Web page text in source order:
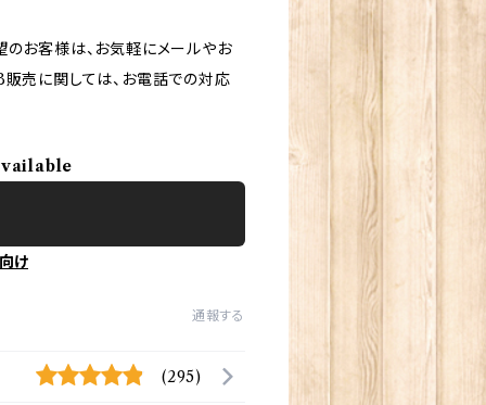
お客様は、お気軽にメールやお
売に関しては、お電話での対応
け
通報する
(295)